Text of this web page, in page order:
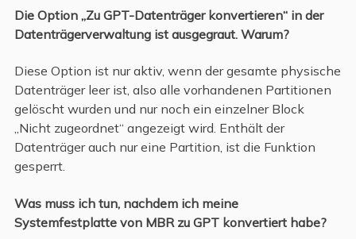
Die Option „Zu GPT-Datenträger konvertieren“ in der
Datenträgerverwaltung ist ausgegraut. Warum?
Diese Option ist nur aktiv, wenn der gesamte physische
Datenträger leer ist, also alle vorhandenen Partitionen
gelöscht wurden und nur noch ein einzelner Block
„Nicht zugeordnet“ angezeigt wird. Enthält der
Datenträger auch nur eine Partition, ist die Funktion
gesperrt.
Was muss ich tun, nachdem ich meine
Systemfestplatte von MBR zu GPT konvertiert habe?